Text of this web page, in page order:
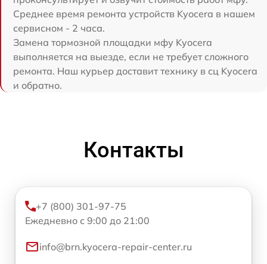
Среднее время ремонта устройств Kyocera в нашем
сервисном - 2 часа.
Замена тормозной площадки мфу Kyocera
выполняется на выезде, если не требует сложного
ремонта. Наш курьер доставит технику в сц Kyocera
и обратно.
Контакты
+7 (800) 301-97-75
Ежедневно с 9:00 до 21:00
info@brn.kyocera-repair-center.ru